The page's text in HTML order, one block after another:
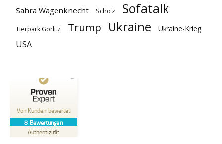
Sahra Wagenknecht Scholz Sofatalk
Tierpark Görlitz Trump Ukraine Ukraine-Krieg
USA
Von Kunden bewertet
8 Bewertungen
Authentizität
Kundenbewertungen und Erfahrungen zu
SEHR GUT